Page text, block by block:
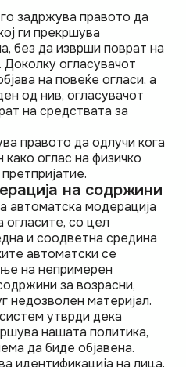
задржува правото да
ги прекршува
без да изврши поврат на
огласувачот
на повеќе огласи, а
од нив, огласувачот
на средствата за
правото да одлучи кога
оглас на физичко
на содржини
автоматска модерација
огласите, со цел
и соодветна средина
автоматски се
на непримерен
за возрасни,
недозволен материјал.
утврди дека
нашата политика,
да биде објавена.
идентификација на лица.